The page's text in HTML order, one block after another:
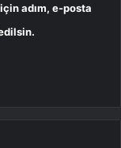
adım, e-posta